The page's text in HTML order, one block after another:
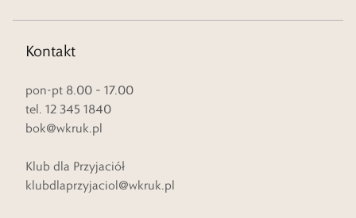
Kontakt
pon-pt 8.00 – 17.00
tel. 12 345 1840
bok@wkruk.pl
Klub dla Przyjaciół
klubdlaprzyjaciol@wkruk.pl